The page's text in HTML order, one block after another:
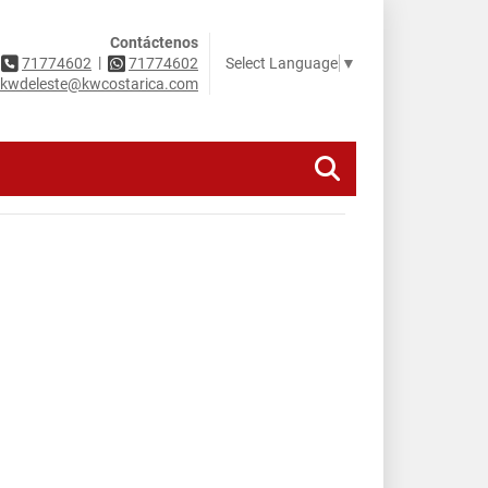
Contáctenos
71774602 |
71774602
kwdeleste@kwcostarica.com
Select Language ▼